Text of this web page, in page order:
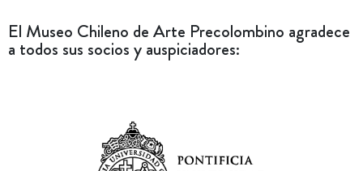
El Museo Chileno de Arte Precolombino agradece
a todos sus socios y auspiciadores: